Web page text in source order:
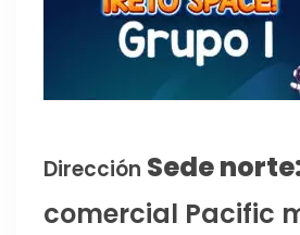
Dirección Sede
comercial Pacific